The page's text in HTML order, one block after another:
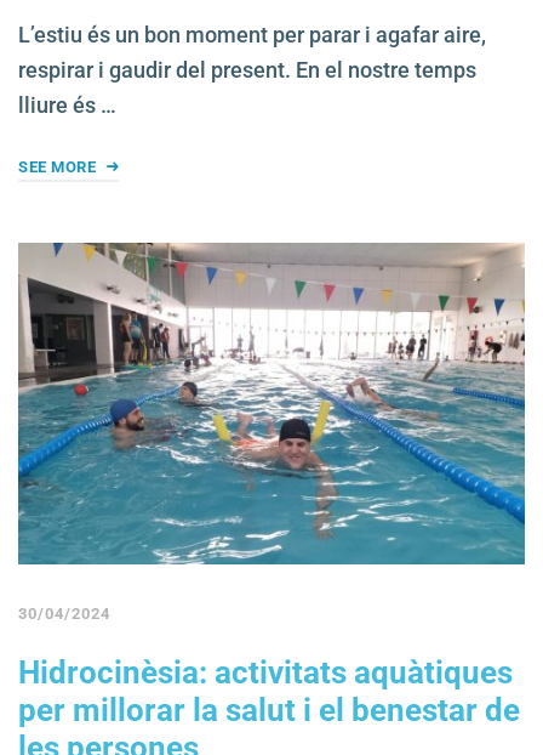
L’estiu és un bon moment per parar i agafar aire,
respirar i gaudir del present. En el nostre temps
lliure és …
SEE MORE
30/04/2024
Hidrocinèsia: activitats aquàtiques
per millorar la salut i el benestar de